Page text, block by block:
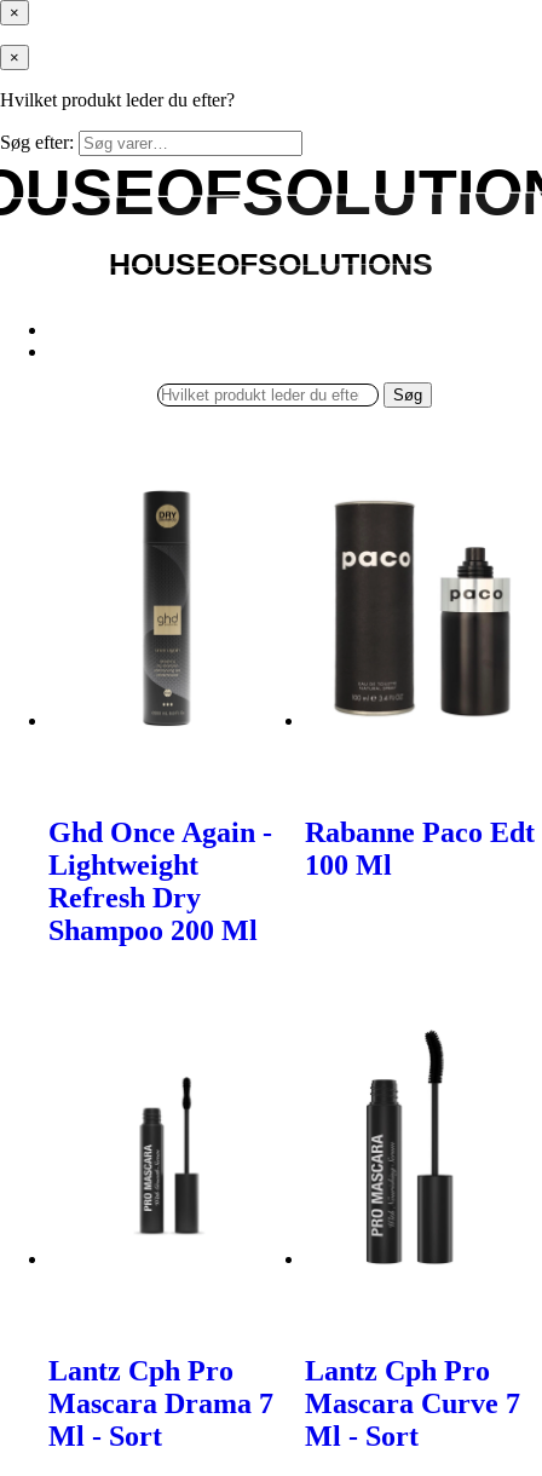
×
×
Hvilket produkt leder du efter?
Søg efter:
HOUSEOFSOLUTIONS
HOUSEOFSOLUTIONS
Søg
Ghd Once Again -
Lightweight
Refresh Dry
Shampoo 200 Ml
Rabanne Paco Edt
100 Ml
Lantz Cph Pro
Mascara Drama 7
Ml - Sort
Lantz Cph Pro
Mascara Curve 7
Ml - Sort